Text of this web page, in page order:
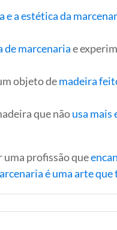
e a estética da
de marcenariae
objeto demadeira
que nãousa mais
uma profissão que
é uma arte